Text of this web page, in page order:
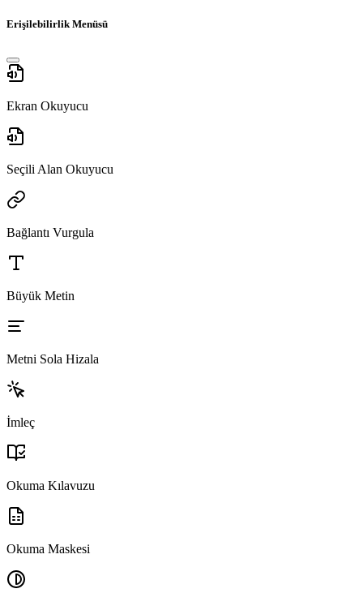
Erişilebilirlik Menüsü
Ekran Okuyucu
Seçili Alan Okuyucu
Bağlantı Vurgula
Büyük Metin
Metni Sola Hizala
İmleç
Okuma Kılavuzu
Okuma Maskesi